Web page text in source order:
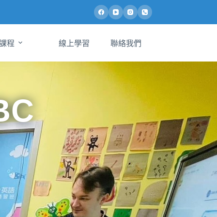
程 線上學習 聯絡我們